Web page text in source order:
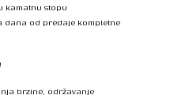
kamatnu stopu
od predaje kompletne
brzine, održavanje